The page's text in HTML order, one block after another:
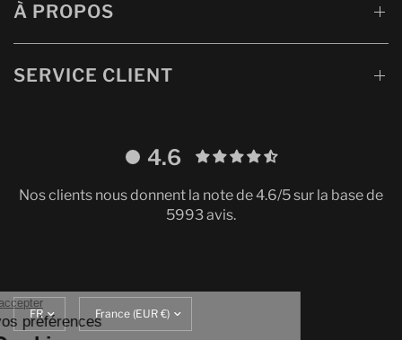
À PROPOS
SERVICE CLIENT
4.6
Nos clients nous donnent la note de 4.6/5 sur la base de
5993 avis.
Mettre
à
missing:
Continuer sans accepter
Gestion de vos préférences